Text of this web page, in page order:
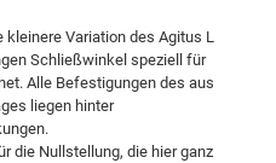
kleinere Variation des Agitus L
Schließwinkel speziell für
Alle Befestigungen des aus
liegen hinter
die Nullstellung, die hier ganz